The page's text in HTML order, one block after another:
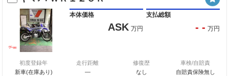
本体価格
ASK 万円
支払総額
- - 万円
初度登録年
新車(在庫あり)
走行距離
―
修復歴
なし
車検/自賠責
自賠責保険無し